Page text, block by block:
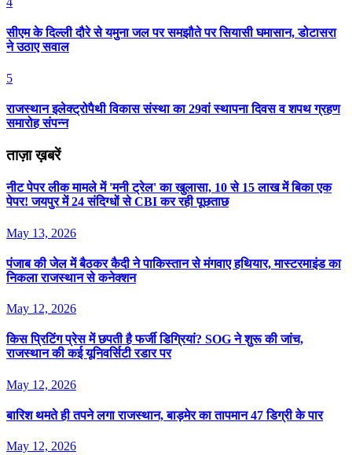
सीएम के दिल्ली दौरे से यमुना जल पर समझौते पर सियासी घमासान, डोटासरा
ने उठाए सवाल
5
राजस्थान इलेक्ट्रोपैथी विकास संस्था का 29वां स्थापना दिवस व शपथ ग्रहण
समारोह संपन्न
ताज़ा ख़बरें
नीट पेपर लीक मामले में 'मनी ट्रेल' का खुलासा, 10 से 15 लाख में बिका एक
पेपर! जयपुर में 24 संदिग्धों से CBI कर रही पूछताछ
May 13, 2026
पंजाब की जेल में बैठकर कैदी ने पाकिस्तान से मंगवाए हथियार, मास्टरमाइंड का
निकला राजस्थान से कनेक्शन
May 12, 2026
किस प्रिटिंग प्रेस में छपती है फर्जी डिग्रियां? SOG ने शुरू की जांच,
राजस्थान की कई यूनिवर्सिटी रडार पर
May 12, 2026
बार‍िश थमते ही तपने लगा राजस्‍थान, बाड़मेर का तापमान 47 ड‍िग्री के पार
May 12, 2026